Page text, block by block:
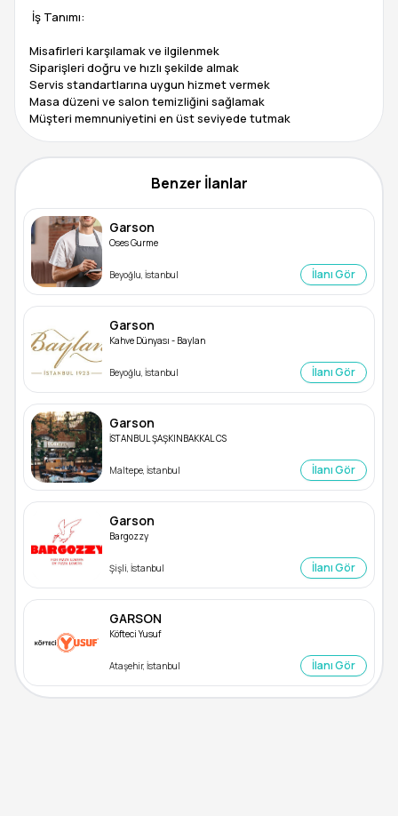
️ İş Tanımı:
Misafirleri karşılamak ve ilgilenmek
Siparişleri doğru ve hızlı şekilde almak
Servis standartlarına uygun hizmet vermek
Masa düzeni ve salon temizliğini sağlamak
Müşteri memnuniyetini en üst seviyede tutmak
Benzer İlanlar
Garson
Oses Gurme
Beyoğlu, İstanbul İlanı Gör
Garson
Kahve Dünyası - Baylan
Beyoğlu, İstanbul İlanı Gör
Garson
İSTANBUL ŞAŞKINBAKKAL CS
Maltepe, İstanbul İlanı Gör
Garson
Bargozzy
Şişli, İstanbul İlanı Gör
GARSON
Köfteci Yusuf
Ataşehir, İstanbul İlanı Gör